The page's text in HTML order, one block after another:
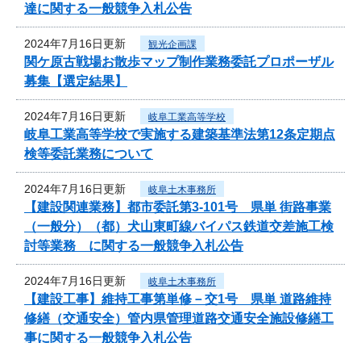
達に関する一般競争入札公告
2024年7月16日更新 観光企画課
関ケ原古戦場お散歩マップ制作業務委託プロポーザル
募集【選定結果】
2024年7月16日更新 岐阜工業高等学校
岐阜工業高等学校で実施する建築基準法第12条定期点
検等委託業務について
2024年7月16日更新 岐阜土木事務所
【建設関連業務】都市委託第3-101号 県単 街路事業
（一般分）（都）犬山東町線バイパス鉄道交差施工検
討等業務 に関する一般競争入札公告
2024年7月16日更新 岐阜土木事務所
【建設工事】維持工事第単修－交1号 県単 道路維持
修繕（交通安全）管内県管理道路交通安全施設修繕工
事に関する一般競争入札公告